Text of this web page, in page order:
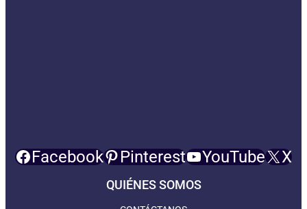
Facebook Pinterest YouTube X
QUIÉNES SOMOS